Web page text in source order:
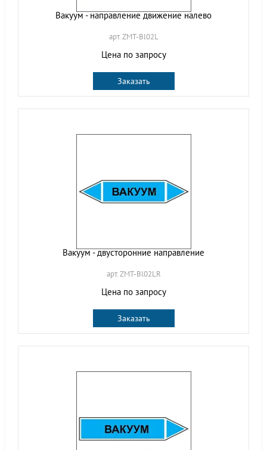
Вакуум - направление движение налево
арт. ZMT-Bl02L
Цена по запросу
Заказать
Вакуум - двусторонние направление
арт. ZMT-Bl02LR
Цена по запросу
Заказать